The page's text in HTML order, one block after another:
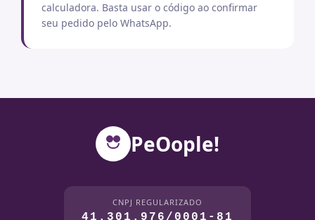
calculadora. Basta usar o código ao confirmar
seu pedido pelo WhatsApp.
PeOople!
CNPJ REGULARIZADO
41.301.976/0001-81